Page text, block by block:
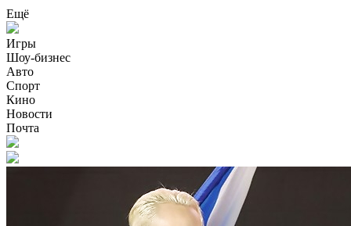
Ещё
Игры
Шоу-бизнес
Авто
Спорт
Кино
Новости
Почта